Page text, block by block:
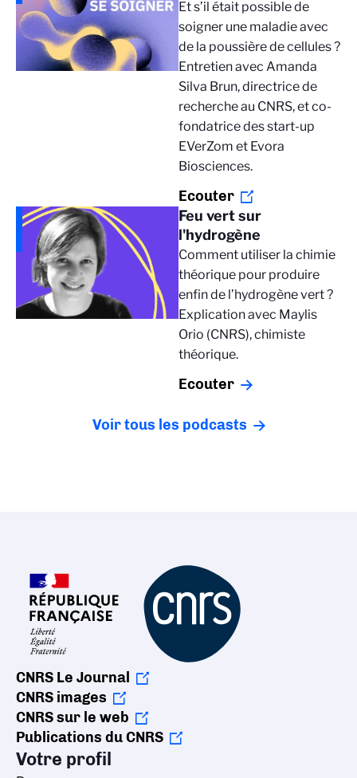
Et s’il était possible de
soigner une maladie avec
de la poussière de cellules ?
Entretien avec Amanda
Silva Brun, directrice de
recherche au CNRS, et co-
fondatrice des start-up
EVerZom et Evora
Biosciences.
Ecouter
Feu vert sur
l'hydrogène
Comment utiliser la chimie
théorique pour produire
enfin de l’hydrogène vert ?
Explication avec Maylis
Orio (CNRS), chimiste
théorique.
Ecouter
Voir tous les podcasts
CNRS Le Journal
CNRS images
CNRS sur le web
Publications du CNRS
Votre profil